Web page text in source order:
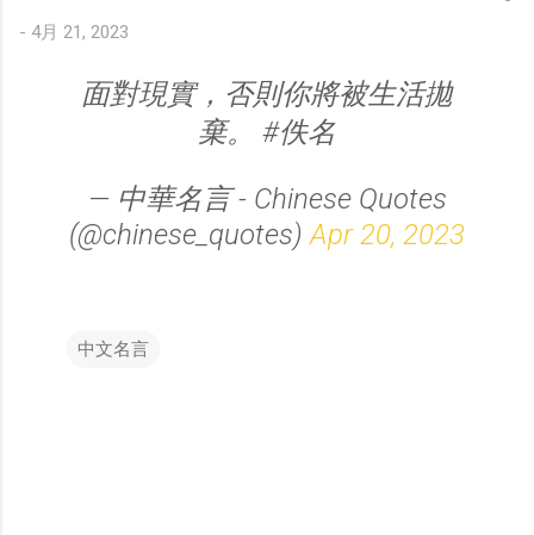
- 4月 21, 2023
面對現實，否則你將被生活拋
棄。 #佚名
— 中華名言 - Chinese Quotes
(@chinese_quotes)Apr 20, 2023
中文名言